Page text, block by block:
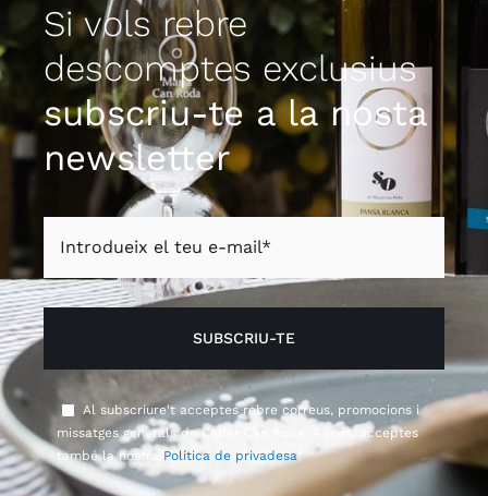
Si vols rebre
descomptes exclusius
subscriu-te a la nosta
newsletter
Al subscriure't acceptes rebre correus, promocions i
missatges generals de Celler Can Roda. A més, acceptes
també la nostra Política de privadesa*